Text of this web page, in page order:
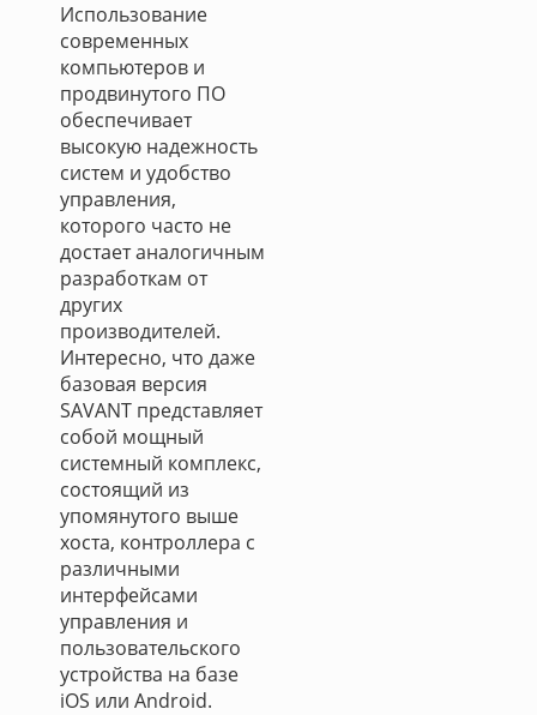
Использование
современных
компьютеров и
продвинутого ПО
обеспечивает
высокую надежность
систем и удобство
управления,
которого часто не
достает аналогичным
разработкам от
других
производителей.
Интересно, что даже
базовая версия
SAVANT представляет
собой мощный
системный комплекс,
состоящий из
упомянутого выше
хоста, контроллера с
различными
интерфейсами
управления и
пользовательского
устройства на базе
iOS или Android.